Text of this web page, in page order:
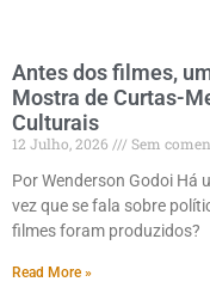
Antes dos filmes,
Mostra de Curtas-
Culturais
12 Julho, 2026
Sem
Por Wenderson Godoi Há
vez que se fala sobre
filmes foram produzidos?
Read More »